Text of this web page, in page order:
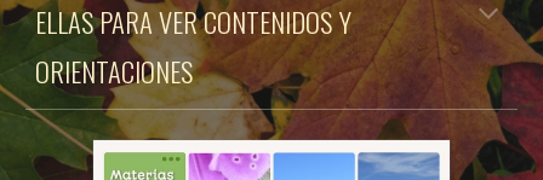
ELLAS PARA VER CONTENIDOS Y
ORIENTACIONES